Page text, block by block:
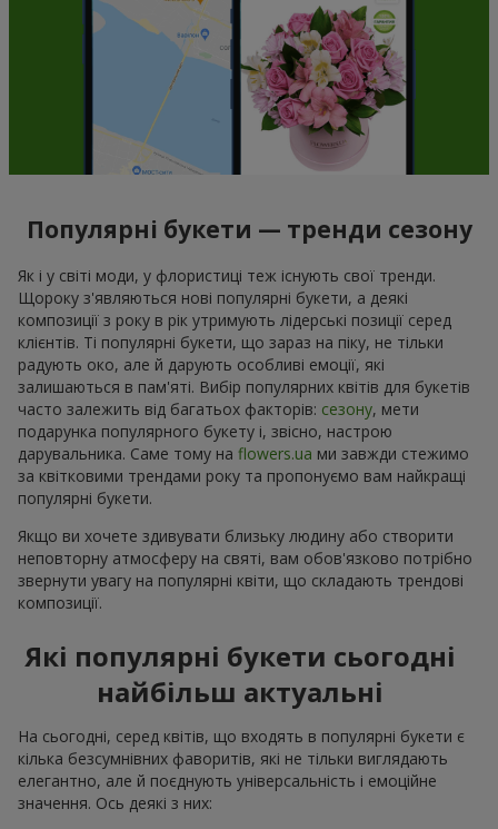
Популярні букети — тренди сезону
Як і у світі моди, у флористиці теж існують свої тренди.
Щороку з'являються нові популярні букети, а деякі
композиції з року в рік утримують лідерські позиції серед
клієнтів. Ті популярні букети, що зараз на піку, не тільки
радують око, але й дарують особливі емоції, які
залишаються в пам'яті. Вибір популярних квітів для букетів
часто залежить від багатьох факторів: сезону, мети
подарунка популярного букету і, звісно, настрою
дарувальника. Саме тому на flowers.ua ми завжди стежимо
за квітковими трендами року та пропонуємо вам найкращі
популярні букети.
Якщо ви хочете здивувати близьку людину або створити
неповторну атмосферу на святі, вам обов'язково потрібно
звернути увагу на популярні квіти, що складають трендові
композиції.
Які популярні букети сьогодні
найбільш актуальні
На сьогодні, серед квітів, що входять в популярні букети є
кілька безсумнівних фаворитів, які не тільки виглядають
елегантно, але й поєднують універсальність і емоційне
значення. Ось деякі з них: